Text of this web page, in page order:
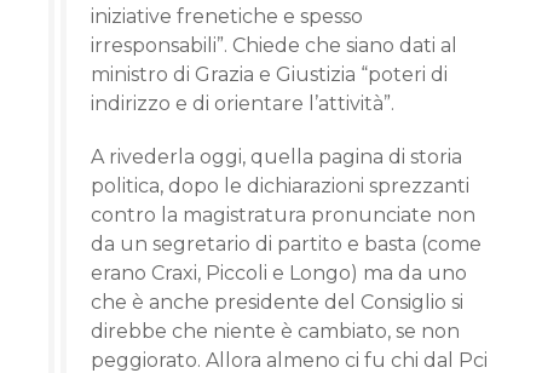
iniziative frenetiche e spesso
irresponsabili”. Chiede che siano dati al
ministro di Grazia e Giustizia “poteri di
indirizzo e di orientare l’attività”.
A rivederla oggi, quella pagina di storia
politica, dopo le dichiarazioni sprezzanti
contro la magistratura pronunciate non
da un segretario di partito e basta (come
erano Craxi, Piccoli e Longo) ma da uno
che è anche presidente del Consiglio si
direbbe che niente è cambiato, se non
peggiorato. Allora almeno ci fu chi dal Pci